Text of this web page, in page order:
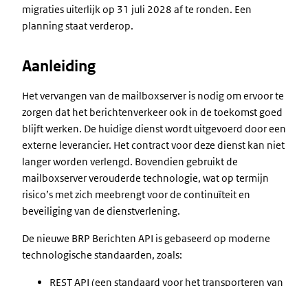
migraties uiterlijk op 31 juli 2028 af te ronden. Een
planning staat verderop.
Aanleiding
Het vervangen van de mailboxserver is nodig om ervoor te
zorgen dat het berichtenverkeer ook in de toekomst goed
blijft werken. De huidige dienst wordt uitgevoerd door een
externe leverancier. Het contract voor deze dienst kan niet
langer worden verlengd. Bovendien gebruikt de
mailboxserver verouderde technologie, wat op termijn
risico’s met zich meebrengt voor de continuïteit en
beveiliging van de dienstverlening.
De nieuwe BRP Berichten API is gebaseerd op moderne
technologische standaarden, zoals:
REST API (een standaard voor het transporteren van